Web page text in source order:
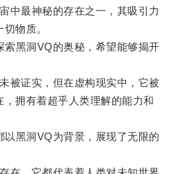
最神秘的存在之一，其吸引力
物质。
黑洞VQ的奥秘，希望能够揭开
证实，但在虚构现实中，它被
拥有着超乎人类理解的能力和
黑洞VQ为背景，展现了无限的